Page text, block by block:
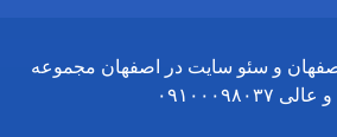
و سئو سایت در اصفهان مجموعه
و عالی ۰۹۱۰۰۰۹۸۰۳۷